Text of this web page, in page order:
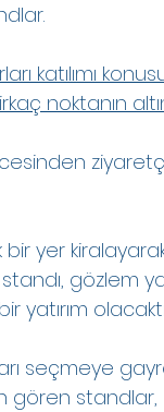
katılımı
noktanın
yer
gözlem
yatırım
seçmeye
gören standlar,